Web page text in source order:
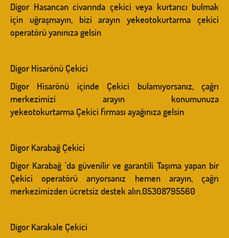
Digor Hasancan civarında çekici veya kurtarıcı bulmak
için uğraşmayın, bizi arayın yekeotokurtarma çekici
operatörü yanınıza gelsin
Digor Hisarönü Çekici
Digor Hisarönü içinde Çekici bulamıyorsanız, çağrı
merkezimizi arayın konumunuza
yekeotokurtarma Çekici firması ayağınıza gelsin
Digor Karabağ Çekici
Digor Karabağ 'da güvenilir ve garantili Taşıma yapan bir
Çekici operatörü arıyorsanız hemen arayın, çağrı
merkezimizden ücretsiz destek alın.05308795560
Digor Karakale Çekici